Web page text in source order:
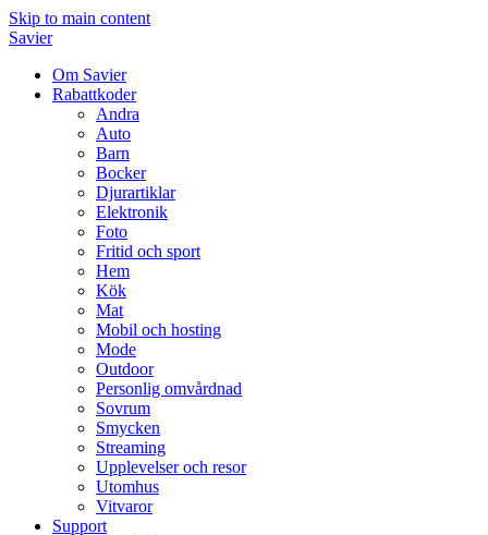
Skip to main content
Savier
Om Savier
Rabattkoder
Andra
Auto
Barn
Bocker
Djurartiklar
Elektronik
Foto
Fritid och sport
Hem
Kök
Mat
Mobil och hosting
Mode
Outdoor
Personlig omvårdnad
Sovrum
Smycken
Streaming
Upplevelser och resor
Utomhus
Vitvaror
Support